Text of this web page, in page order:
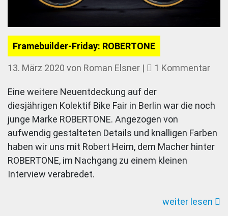
Framebuilder-Friday: ROBERTONE
13. März 2020 von Roman Elsner | 1 Kommentarzu
Eine weitere Neuentdeckung auf der
diesjährigen Kolektif Bike Fair in Berlin war die noch
junge Marke ROBERTONE. Angezogen von
aufwendig gestalteten Details und knalligen Farben
haben wir uns mit Robert Heim, dem Macher hinter
ROBERTONE, im Nachgang zu einem kleinen
Interview verabredet.
weiter lesen